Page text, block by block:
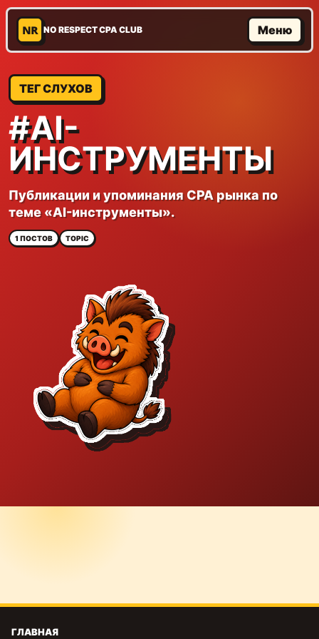
NR NO RESPECT CPA CLUB Меню
ТЕГ СЛУХОВ
#AI-
ИНСТРУМЕНТЫ
Публикации и упоминания CPA рынка по
теме «AI-инструменты».
1 ПОСТОВ TOPIC
ГЛАВНАЯ